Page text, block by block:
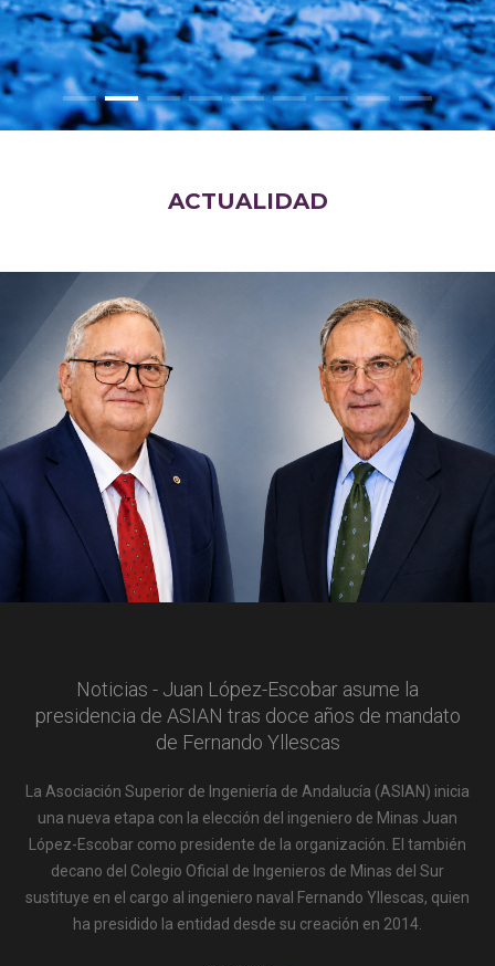
ACTUALIDAD
Noticias - Juan López-Escobar asume la
presidencia de ASIAN tras doce años de mandato
de Fernando Yllescas
La Asociación Superior de Ingeniería de Andalucía (ASIAN) inicia
una nueva etapa con la elección del ingeniero de Minas Juan
López-Escobar como presidente de la organización. El también
decano del Colegio Oficial de Ingenieros de Minas del Sur
sustituye en el cargo al ingeniero naval Fernando Yllescas, quien
ha presidido la entidad desde su creación en 2014.